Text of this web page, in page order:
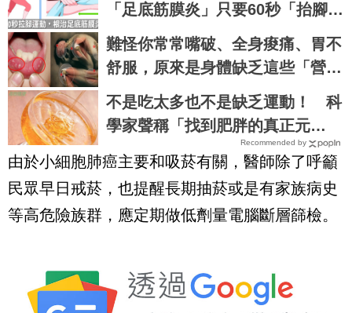
「足底筋膜炎」只要60秒「抬腳伸
展」
難怪你常常嘴破、全身痠痛、胃不
舒服，原來是身體缺乏這些「營養
素」了！｜每日健康 Health
不是吃太多也不是缺乏運動！ 科
學家聲稱「找到肥胖的真正元
凶」：食物中無處不在Recommended by
由於小細胞肺癌主要和吸菸有關，醫師除了呼籲
民眾早日戒菸，也提醒長期抽菸或是有家族病史
等高危險族群，應定期做低劑量電腦斷層篩檢。